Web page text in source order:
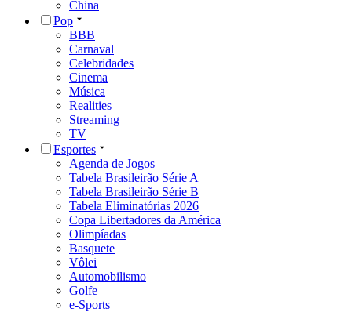
China
Pop
BBB
Carnaval
Celebridades
Cinema
Música
Realities
Streaming
TV
Esportes
Agenda de Jogos
Tabela Brasileirão Série A
Tabela Brasileirão Série B
Tabela Eliminatórias 2026
Copa Libertadores da América
Olimpíadas
Basquete
Vôlei
Automobilismo
Golfe
e-Sports